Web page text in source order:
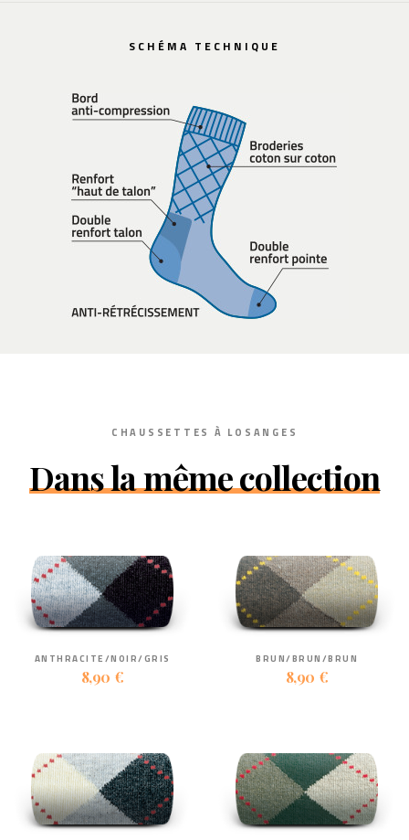
SCHÉMA TECHNIQUE
CHAUSSETTES À LOSANGES
Dans la même collection
ANTHRACITE/NOIR/GRIS
8,90 €
BRUN/BRUN/BRUN
8,90 €